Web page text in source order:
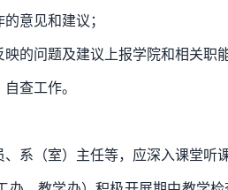
意见和建议；
的问题及建议上报学院和相关职能
查工作。
系（室）主任等，应深入课堂听